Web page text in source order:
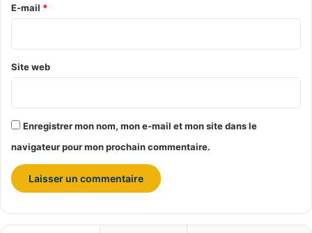
e
E-mail *
Site web
Enregistrer mon nom, mon e-mail et mon site dans le
navigateur pour mon prochain commentaire.